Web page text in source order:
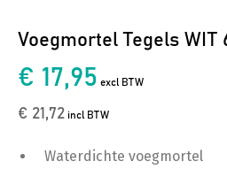
Voegmortel Tegels WIT
€ 17,95 excl BTW
€ 21,72 incl BTW
Waterdichte voegmortel